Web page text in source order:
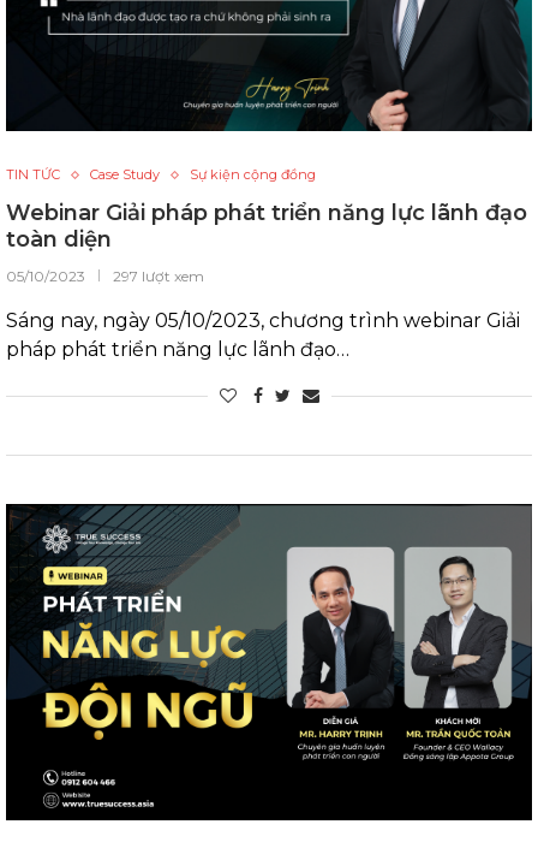
TIN TỨC Case Study Sự kiện cộng đồng
Webinar Giải pháp phát triển năng lực lãnh đạo
toàn diện
05/10/2023 297 lượt xem
Sáng nay, ngày 05/10/2023, chương trình webinar Giải
pháp phát triển năng lực lãnh đạo…